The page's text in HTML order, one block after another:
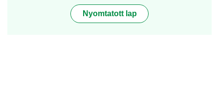
Nyomtatott lap